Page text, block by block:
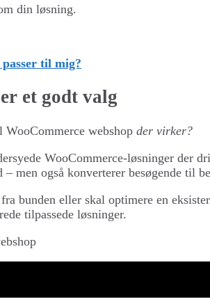
din løsning.
til mig?
et godt valg
webshop der virker?
WooCommerce-løsninger der
men også konverterer besøgende til
bunden eller skal optimere en
tilpassede løsninger.